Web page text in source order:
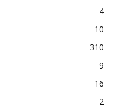
4
10
310
9
16
2